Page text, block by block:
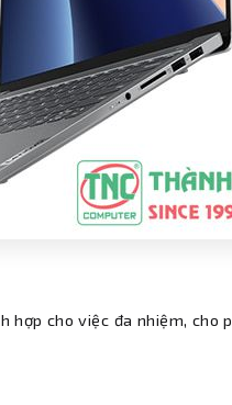
cho việc đa nhiệm, cho